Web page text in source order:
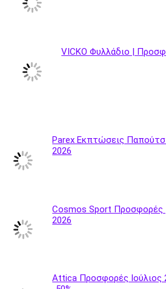
VICKO Φυλλάδιο |
Parex Εκπτώσεις
2026
Cosmos Sport Προσφορές
2026
Attica Προσφορές Ιούλιος